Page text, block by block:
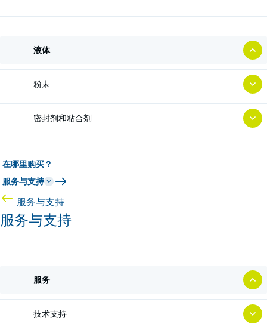
液体
粉末
密封剂和粘合剂
在哪里购买？
服务与支持
服务与支持
服务与支持
服务
技术支持